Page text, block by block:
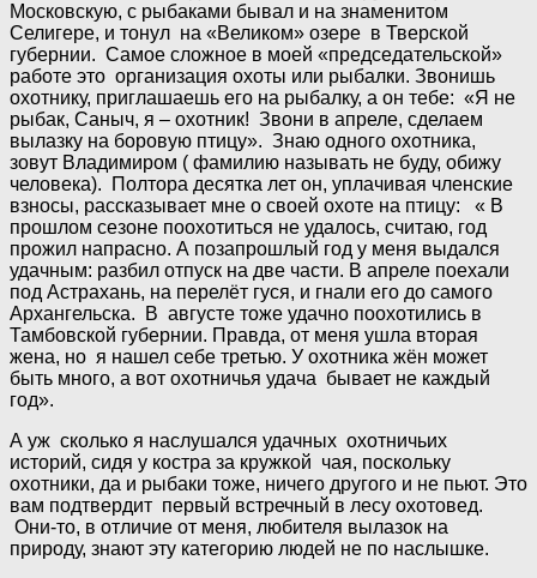
Московскую, с рыбаками бывал и на знаменитом
Селигере, и тонул на «Великом» озере в Тверской
губернии. Самое сложное в моей «председательской»
работе это организация охоты или рыбалки. Звонишь
охотнику, приглашаешь его на рыбалку, а он тебе: «Я не
рыбак, Саныч, я – охотник! Звони в апреле, сделаем
вылазку на боровую птицу». Знаю одного охотника,
зовут Владимиром ( фамилию называть не буду, обижу
человека). Полтора десятка лет он, уплачивая членские
взносы, рассказывает мне о своей охоте на птицу: « В
прошлом сезоне поохотиться не удалось, считаю, год
прожил напрасно. А позапрошлый год у меня выдался
удачным: разбил отпуск на две части. В апреле поехали
под Астрахань, на перелёт гуся, и гнали его до самого
Архангельска. В августе тоже удачно поохотились в
Тамбовской губернии. Правда, от меня ушла вторая
жена, но я нашел себе третью. У охотника жён может
быть много, а вот охотничья удача бывает не каждый
год».
А уж сколько я наслушался удачных охотничьих
историй, сидя у костра за кружкой чая, поскольку
охотники, да и рыбаки тоже, ничего другого и не пьют. Это
вам подтвердит первый встречный в лесу охотовед.
Они-то, в отличие от меня, любителя вылазок на
природу, знают эту категорию людей не по наслышке.